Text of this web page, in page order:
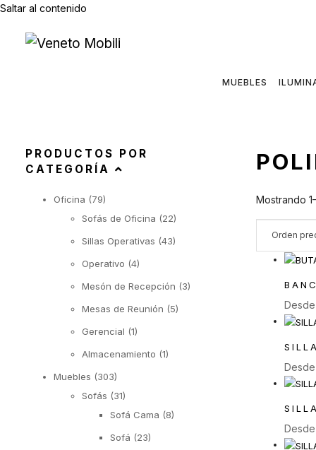
Saltar al contenido
MUEBLES
Mostrando
Desde
Desde
Desde
PRODUCTOS POR
CATEGORÍA
Oficina (79)
Sofás de Oficina (22)
Sillas Operativas (43)
Operativo (4)
Mesón de Recepción (3)
Mesas de Reunión (5)
Gerencial (1)
Almacenamiento (1)
Muebles (303)
Sofás (31)
Sofá Cama (8)
Sofá (23)